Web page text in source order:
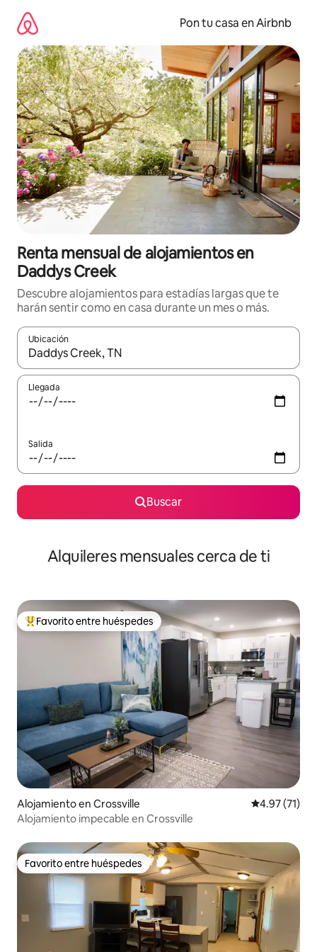
contenido
Pon tu casa en Airbnb
Renta mensual de alojamientos en
Daddys Creek
Descubre alojamientos para estadías largas que te
harán sentir como en casa durante un mes o más.
Ubicación
Cuando los resultados estén disponibles, navega con las
Llegada
Salida
Buscar
Alquileres mensuales cerca de ti
Favorito entre huéspedes preferido
Favorito entre huéspedes
Alojamiento en Crossville Calificación
4.97 (71)
Alojamiento impecable en Crossville
Favorito entre huéspedes
Favorito entre huéspedes